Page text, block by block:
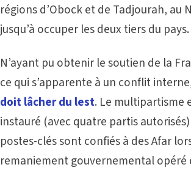
régions d’Obock et de Tadjourah, au
jusqu’à occuper les deux tiers du pays.
N’ayant pu obtenir le soutien de la
ce qui s’apparente à un conflit
doit lâcher du lest. Le multipartisme
instauré (avec quatre partis
postes-clés sont confiés à des Afar
remaniement gouvernemental opéré